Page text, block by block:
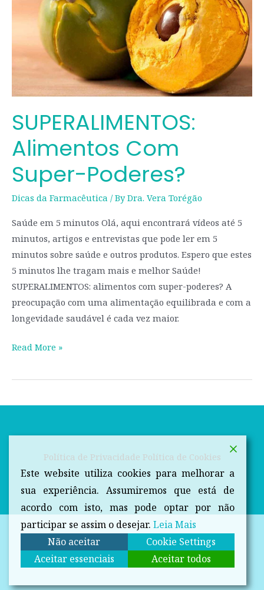
SUPERALIMENTOS:
Alimentos Com
Super-Poderes?
Dicas da Farmacêutica / ByDra. Vera Torégão
Saúde em 5 minutos Olá, aqui encontrará vídeos até 5
minutos, artigos e entrevistas que pode ler em 5
minutos sobre saúde e outros produtos. Espero que estes
5 minutos lhe tragam mais e melhor Saúde!
SUPERALIMENTOS: alimentos com super-poderes? A
preocupação com uma alimentação equilibrada e com a
longevidade saudável é cada vez maior.
super-
Read More »
Política de Privacidade Política de Cookies
Copyright © 2026 Dicas da Farmacêutica
Este website utiliza cookies para melhorar a
sua experiência. Assumiremos que está de
acordo com isto, mas pode optar por não
participar se assim o desejar. Leia Mais
Não aceitar
Cookie Settings
Aceitar essenciais
Aceitar todos